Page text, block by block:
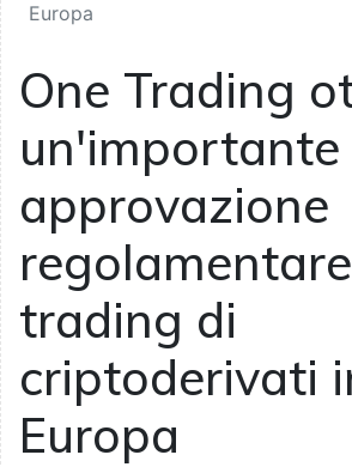
Europa
One Trading
un'importante
approvazione
trading di
criptoderivati
Europa